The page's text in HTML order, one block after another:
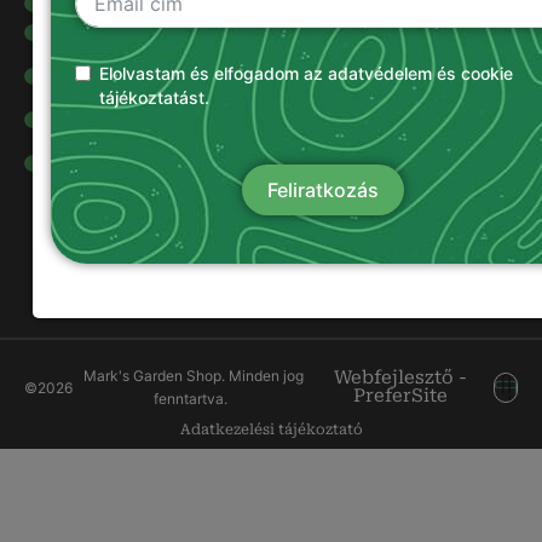
Alkatrészek
Olajok és
kenőanyagok
Munkavédelmi
ruházat
©2026
Mark's Garden Shop. Minden jog
fenntartva.
Webfejlesztő -
PreferSite
Adatkezelési tájékoztató
Elolvastam és elfogadom az adatvédelem és cookie
tájékoztatást.
Feliratkozás